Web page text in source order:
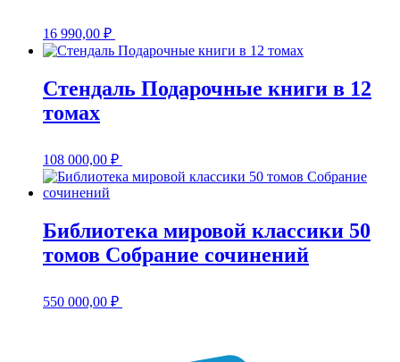
16 990,00 ₽
Стендаль Подарочные книги в 12
томах
108 000,00 ₽
Библиотека мировой классики 50
томов Собрание сочинений
550 000,00 ₽